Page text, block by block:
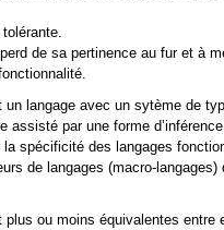
de sa pertinence au fur et à
un langage avec un sytème de
assisté par une forme
spécificité des langages
de langages (macro-
ou moins équivalentes entre